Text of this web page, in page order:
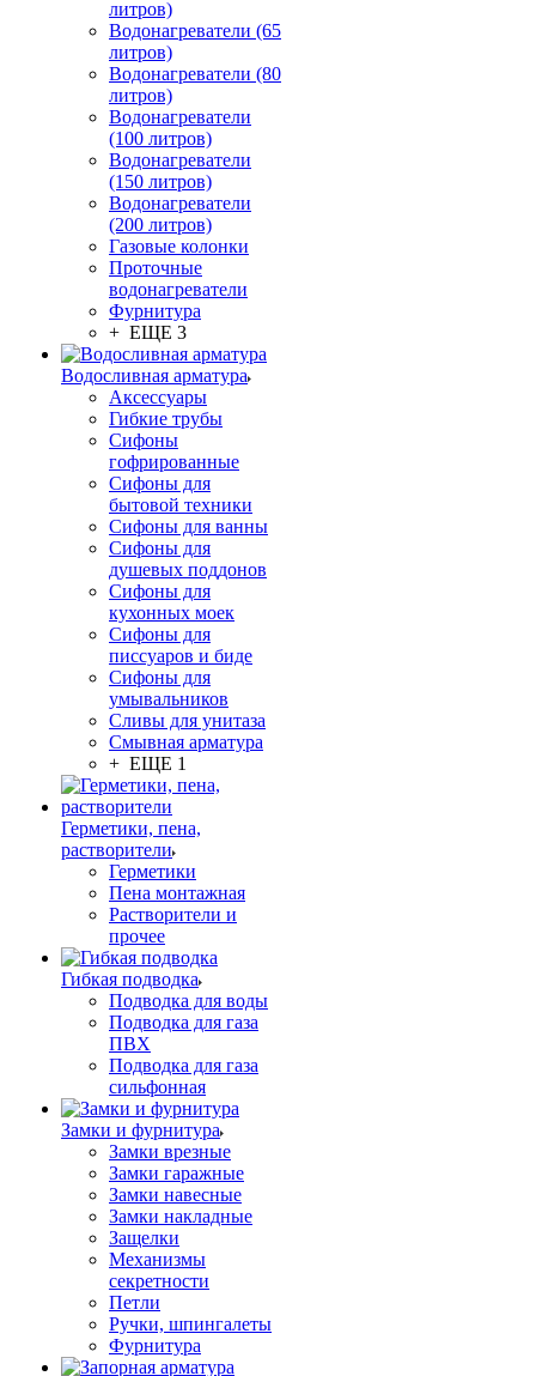
литров)
Водонагреватели (65
литров)
Водонагреватели (80
литров)
Водонагреватели
(100 литров)
Водонагреватели
(150 литров)
Водонагреватели
(200 литров)
Газовые колонки
Проточные
водонагреватели
Фурнитура
+ ЕЩЕ 3
Водосливная арматура
Аксессуары
Гибкие трубы
Сифоны
гофрированные
Сифоны для
бытовой техники
Сифоны для ванны
Сифоны для
душевых поддонов
Сифоны для
кухонных моек
Сифоны для
писсуаров и биде
Сифоны для
умывальников
Сливы для унитаза
Смывная арматура
+ ЕЩЕ 1
Герметики, пена,
растворители
Герметики
Пена монтажная
Растворители и
прочее
Гибкая подводка
Подводка для воды
Подводка для газа
ПВХ
Подводка для газа
сильфонная
Замки и фурнитура
Замки врезные
Замки гаражные
Замки навесные
Замки накладные
Защелки
Механизмы
секретности
Петли
Ручки, шпингалеты
Фурнитура